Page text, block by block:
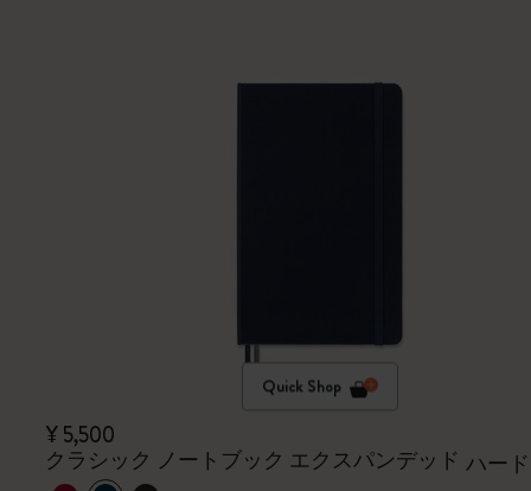
Quick Shop
¥ 5,500
クラシック ノートブック エクスパンデッド ハー